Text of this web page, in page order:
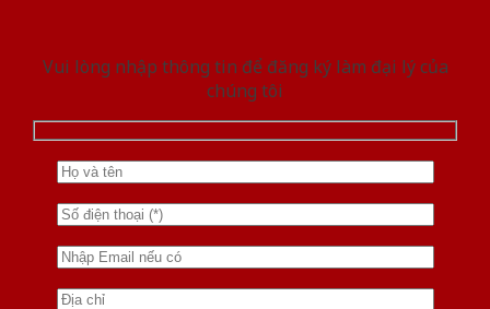
Vui lòng nhập thông tin để đăng ký làm đại lý của
chúng tôi